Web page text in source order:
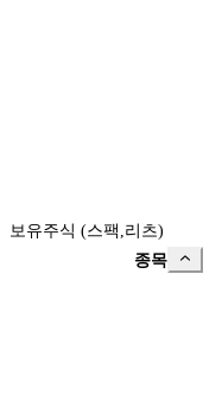
보유주식 (스팩,리츠)
종목